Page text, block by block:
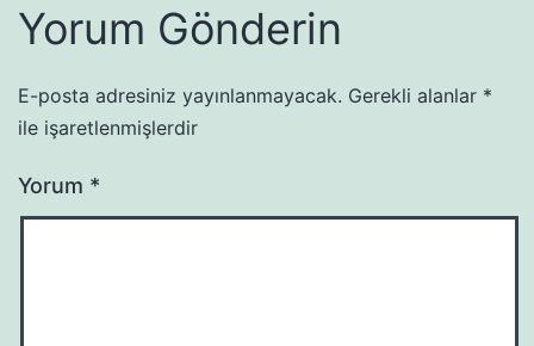
Yorum Gönderin
E-posta adresiniz yayınlanmayacak. Gerekli alanlar *
ile işaretlenmişlerdir
Yorum *